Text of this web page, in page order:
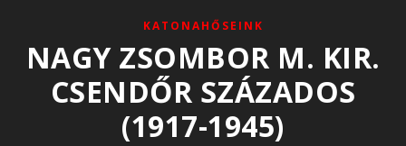
KATONAHŐSEINK
NAGY ZSOMBOR M. KIR.
CSENDŐR SZÁZADOS
(1917-1945)